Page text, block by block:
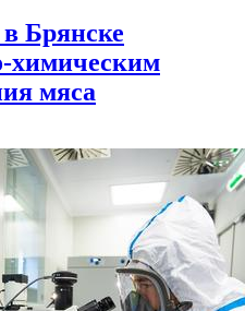
Брянске
химическим
мяса